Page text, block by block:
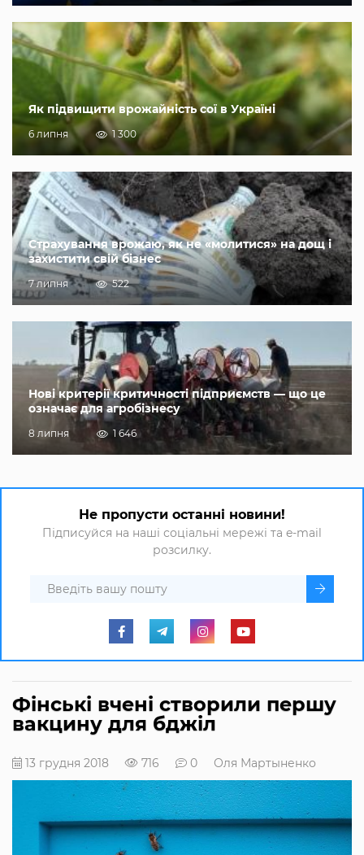
Як підвищити врожайність сої в Україні
6 липня 1 300
Страхування врожаю, як не «молитися» на дощ і
захистити свій бізнес
7 липня 522
Нові критерії критичності підприємств — що це
означає для агробізнесу
8 липня 1 646
Не пропусти останні новини!
Підписуйся на наші соціальні мережі та e-mail
розсилку.
Фінські вчені створили першу
вакцину для бджіл
13 грудня 2018 716 0 Оля Мартыненко